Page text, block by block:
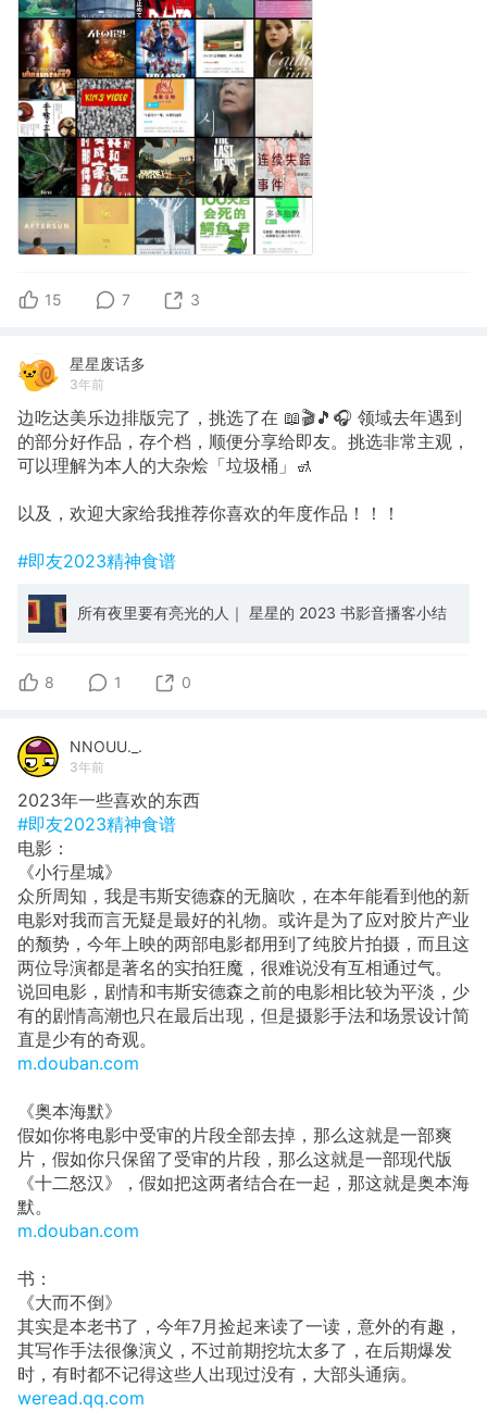
15 7 3
星星废话多
3年前
边吃达美乐边排版完了，挑选了在 📖🎬🎵🎧 领域去年遇到
的部分好作品，存个档，顺便分享给即友。挑选非常主观，
可以理解为本人的大杂烩「垃圾桶」🚮
以及，欢迎大家给我推荐你喜欢的年度作品！！！
#即友2023精神食谱
所有夜里要有亮光的人｜ 星星的 2023 书影音播客小结
8 1 0
NNOUU._.
3年前
2023年一些喜欢的东西
#即友2023精神食谱
电影：
《小行星城》
众所周知，我是韦斯安德森的无脑吹，在本年能看到他的新
电影对我而言无疑是最好的礼物。或许是为了应对胶片产业
的颓势，今年上映的两部电影都用到了纯胶片拍摄，而且这
两位导演都是著名的实拍狂魔，很难说没有互相通过气。
说回电影，剧情和韦斯安德森之前的电影相比较为平淡，少
有的剧情高潮也只在最后出现，但是摄影手法和场景设计简
直是少有的奇观。
m.douban.com
《奥本海默》
假如你将电影中受审的片段全部去掉，那么这就是一部爽
片，假如你只保留了受审的片段，那么这就是一部现代版
《十二怒汉》，假如把这两者结合在一起，那这就是奥本海
默。
m.douban.com
书：
《大而不倒》
其实是本老书了，今年7月捡起来读了一读，意外的有趣，
其写作手法很像演义，不过前期挖坑太多了，在后期爆发
时，有时都不记得这些人出现过没有，大部头通病。
weread.qq.com